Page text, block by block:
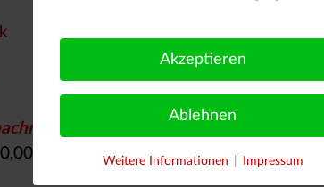
€)
Akzeptieren
Ablehnen
Weitere Informationen Impressum